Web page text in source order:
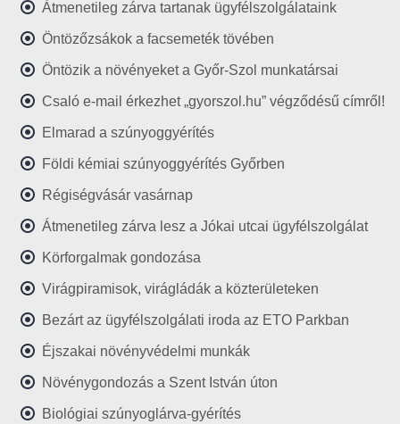
Átmenetileg zárva tartanak ügyfélszolgálataink
Öntözőzsákok a facsemeték tövében
Öntözik a növényeket a Győr-Szol munkatársai
Csaló e-mail érkezhet „gyorszol.hu” végződésű címről!
Elmarad a szúnyoggyérítés
Földi kémiai szúnyoggyérítés Győrben
Régiségvásár vasárnap
Átmenetileg zárva lesz a Jókai utcai ügyfélszolgálat
Körforgalmak gondozása
Virágpiramisok, virágládák a közterületeken
Bezárt az ügyfélszolgálati iroda az ETO Parkban
Éjszakai növényvédelmi munkák
Növénygondozás a Szent István úton
Biológiai szúnyoglárva-gyérítés